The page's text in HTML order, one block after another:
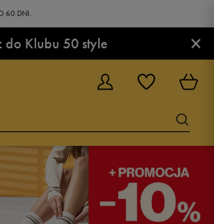
60 DNI.
do Klubu 50 style ×